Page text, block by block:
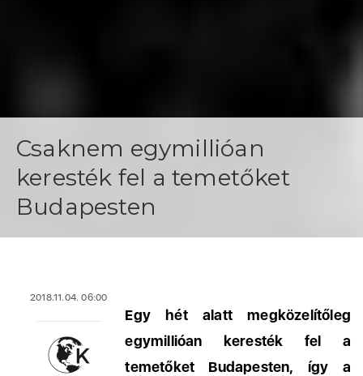
Csaknem egymillióan
keresték fel a temetőket
Budapesten
2018.11.04. 06:00
Egy hét alatt megközelítőleg
egymillióan keresték fel a
temetőket Budapesten, így a